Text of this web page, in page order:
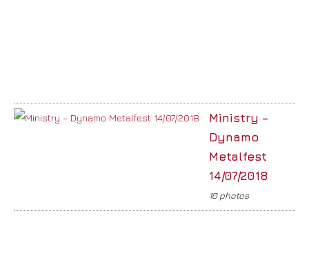
Ministry –
Dynamo
Metalfest
14/07/2018
10 photos